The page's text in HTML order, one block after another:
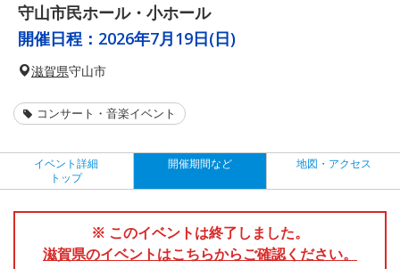
守山市民ホール・小ホール
開催日程： 2026年7月19日(日)
滋賀県守山市
コンサート・音楽イベント
イベント詳細
トップ
開催期間など 地図・アクセス
※ このイベントは終了しました。
滋賀県のイベントはこちらからご確認ください。